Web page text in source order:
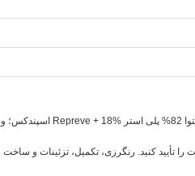
تأیید کنید. رنگرزی، تکمیل، تزئینات و ساخت